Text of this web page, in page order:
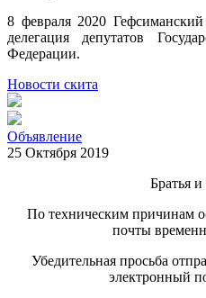
8 февраля 2020
делегация депутатов
Федерации.
Новости скита
Объявление
25 Октября 2019
Братья
По техническим причинам
почты
Убедительная просьба
электронный